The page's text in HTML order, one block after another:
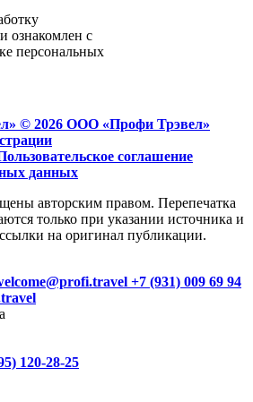
ознакомлен с
персональных
© 2026 ООО «Профи Трэвeл»
соглашение
данных
авторским правом. Перепечатка
только при указании источника и
на оригинал публикации.
+7 (931) 009 69 94
120-28-25